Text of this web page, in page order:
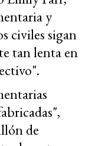
y
civiles sigan
tan lenta en
de